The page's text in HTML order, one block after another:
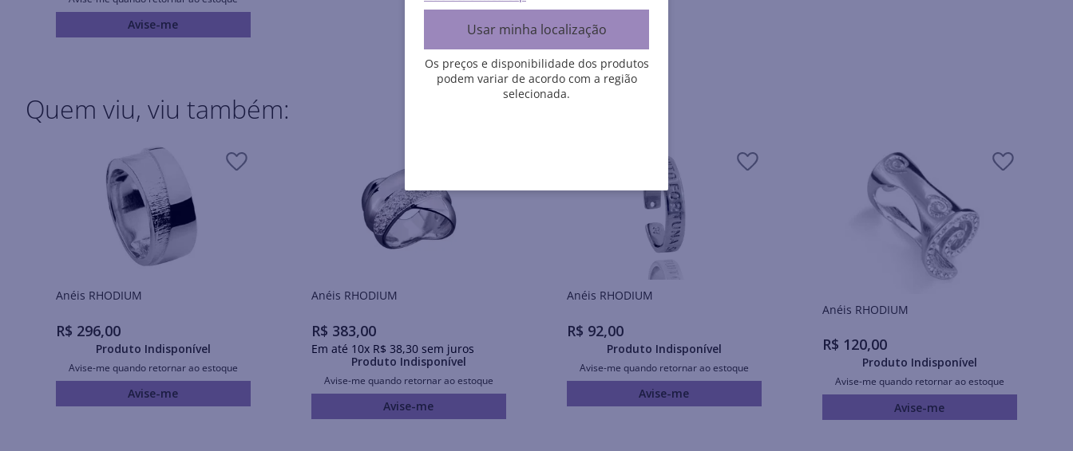
Avise-me
Quem viu, viu também:
Anéis RHODIUM
R$ 296,00
Produto Indisponível
Avise-me quando retornar ao estoque
Avise-me
Anéis RHODIUM
R$ 383,00
Em até 10x R$ 38,30sem juros
Produto Indisponível
Avise-me quando retornar ao estoque
Avise-me
Anéis RHODIUM
R$ 92,00
Produto Indisponível
Avise-me quando retornar ao estoque
Avise-me
Anéis RHODIUM
R$ 120,00
Produto Indisponível
Avise-me quando retornar ao estoque
Avise-me
Usar minha localização
Os preços e disponibilidade dos produtos
podem variar de acordo com a região
selecionada.